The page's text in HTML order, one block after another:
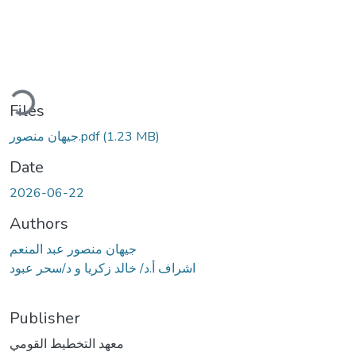
Loading...
Files
جيهان منصور.pdf(1.23 MB)
Date
2026-06-22
Authors
جيهان منصور عبد المنعم
اشراف أ.د/ خالد زكريا و د/سحر عبود
Publisher
معهد التخطيط القومي